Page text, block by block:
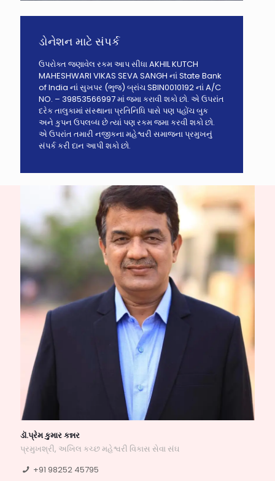
ડોનેશન માટે સંપર્ક
ઉપરોક્ત જણાવેલ રકમ આપ સીધા AKHIL KUTCH
MAHESHWARI VIKAS SEVA SANGH નાં State Bank
of India નાં સુખપર (ભુજ) બ્રાંચ SBIN0010192 નાં A/C
NO. – 39853566997 માં જમા કરાવી શકો છો. એ ઉપરાંત
દરેક તાલુકામાં સંસ્થાના પ્રતિનિધિ પાસે પણ પહોંચ બુક
અને કુપન ઉપલબ્ધ છે ત્યાં પણ રકમ જમા કરવી શકો છો.
એ ઉપરાંત તમારી નજીકના મહેશ્વરી સમાજના પ્રમુખનું
સંપર્ક કરી દાન આપી શકો છો.
ડૉ.પ્રેમ કુમાર કન્નર
પ્રમુખશ્રી, અખિલ કચ્છ મહેશ્વરી વિકાસ સેવા સંઘ
+91 98252 45795